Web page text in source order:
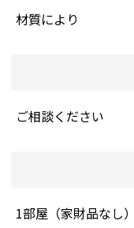
材質により
ご相談ください
1部屋（家財品なし）